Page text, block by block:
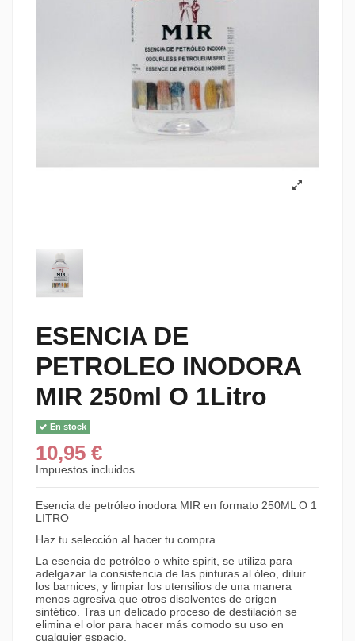
ESENCIA DE
PETROLEO INODORA
MIR 250ml O 1Litro
En stock
10,95 €
Impuestos incluidos
Esencia de petróleo inodora MIR en formato 250ML O 1
LITRO
Haz tu selección al hacer tu compra.
La esencia de petróleo o white spirit, se utiliza para
adelgazar la consistencia de las pinturas al óleo, diluir
los barnices, y limpiar los utensilios de una manera
menos agresiva que otros disolventes de origen
sintético. Tras un delicado proceso de destilación se
elimina el olor para hacer más comodo su uso en
cualquier espacio.